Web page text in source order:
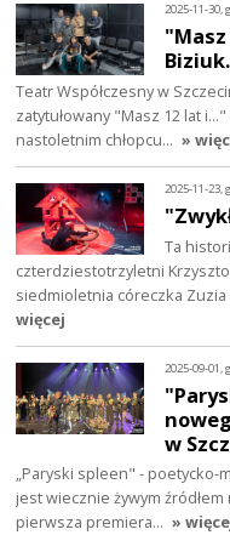
2025-11-30,
Biziuk.
Teatr Współczesny w
zatytułowany "Masz 12 lat
nastoletnim chłopcu… »
2025-11-23,
Ta
czterdziestotrzyletni
siedmioletnia córeczka
więcej
2025-09-01,
w
„Paryski spleen" - poetycko-
jest wiecznie żywym
pierwsza premiera… »